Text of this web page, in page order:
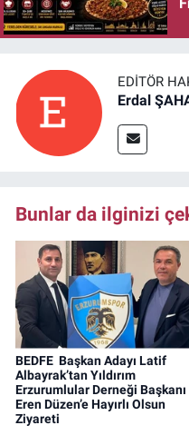
EDITÖR
Erdal
Bunlar da ilginizi
BEDFE Başkan Adayı Latif
Albayrak’tan Yıldırım
Erzurumlular Derneği Başkanı
Eren Düzen’e Hayırlı Olsun
Ziyareti